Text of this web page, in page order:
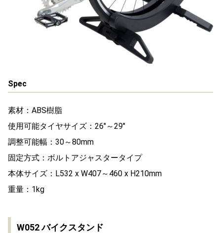
Spec
素材：ABS樹脂
使用可能タイヤサイズ：26″～29″
調整可能幅：30～80mm
固定方式：ボルトアジャスタータイプ
本体サイズ：L532 x W407～460 x H210mm
重量：1kg
W052 バイクスタンド